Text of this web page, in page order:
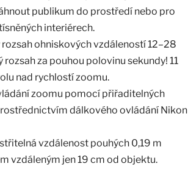
publikum do prostředí nebo pro
interiérech.
ohniskových vzdáleností 12–28
za pouhou polovinu sekundy! 11
nad rychlostí zoomu.
zoomu pomocí přiřaditelných
dálkového ovládání Nikon
vzdálenost pouhých 0,19 m
vzdáleným jen 19 cm od objektu.